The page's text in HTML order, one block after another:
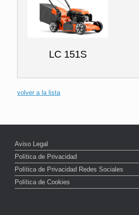
LC 151S
volver a la lista
Aviso Legal
Política de Privacidad
Política de Privacidad Redes Sociales
Política de Cookies